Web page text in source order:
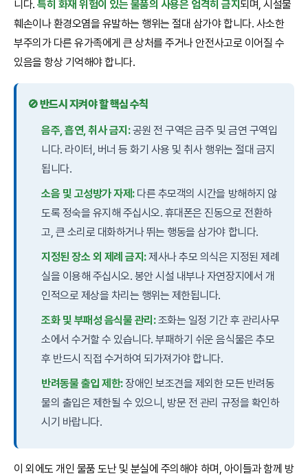
니다.특히 화재 위험이 있는 물품의 사용은 엄격히 금지되며, 시설물
훼손이나 환경오염을 유발하는 행위는 절대 삼가야 합니다. 사소한
부주의가 다른 유가족에게 큰 상처를 주거나 안전사고로 이어질 수
있음을 항상 기억해야 합니다.
🚫 반드시 지켜야 할 핵심 수칙
음주, 흡연, 취사 금지:공원 전 구역은 금주 및 금연 구역입
니다. 라이터, 버너 등 화기 사용 및 취사 행위는 절대 금지
됩니다.
소음 및 고성방가 자제:다른 추모객의 시간을 방해하지 않
도록 정숙을 유지해 주십시오. 휴대폰은 진동으로 전환하
고, 큰 소리로 대화하거나 뛰는 행동을 삼가야 합니다.
지정된 장소 외 제례 금지:제사나 추모 의식은 지정된 제례
실을 이용해 주십시오. 봉안 시설 내부나 자연장지에서 개
인적으로 제상을 차리는 행위는 제한됩니다.
조화 및 부패성 음식물 관리:조화는 일정 기간 후 관리사무
소에서 수거할 수 있습니다. 부패하기 쉬운 음식물은 추모
후 반드시 직접 수거하여 되가져가야 합니다.
반려동물 출입 제한:장애인 보조견을 제외한 모든 반려동
물의 출입은 제한될 수 있으니, 방문 전 관리 규정을 확인하
시기 바랍니다.
이 외에도 개인 물품 도난 및 분실에 주의해야 하며, 아이들과 함께 방